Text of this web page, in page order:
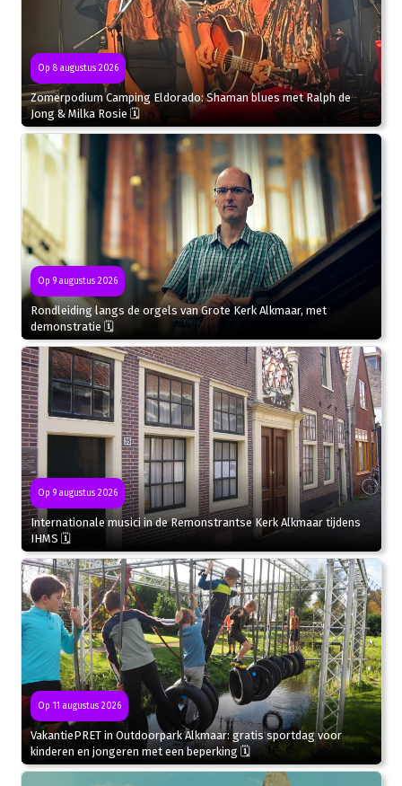
Op 8 augustus 2026
Zomerpodium Camping Eldorado: Shaman blues met Ralph de
Jong & Milka Rosie 🗓
Op 9 augustus 2026
Rondleiding langs de orgels van Grote Kerk Alkmaar, met
demonstratie 🗓
Op 9 augustus 2026
Internationale musici in de Remonstrantse Kerk Alkmaar tijdens
IHMS 🗓
Op 11 augustus 2026
VakantiePRET in Outdoorpark Alkmaar: gratis sportdag voor
kinderen en jongeren met een beperking 🗓